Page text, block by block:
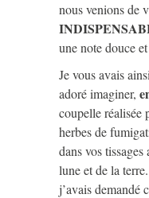
nous venions de
une note douce
Je vous avais
adoré imaginer,
coupelle
herbes de
dans vos
lune et de la
j’avais demandé